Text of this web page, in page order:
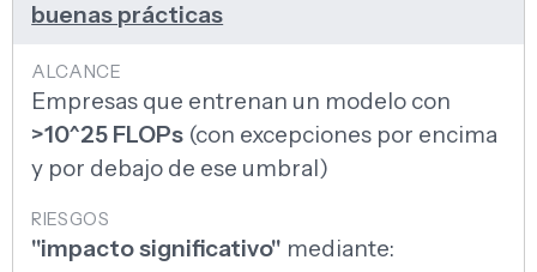
buenas prácticas
Empresas que entrenan un modelo con
>10^25 FLOPs (con excepciones por encima
y por debajo de ese umbral)
"impacto significativo" mediante: